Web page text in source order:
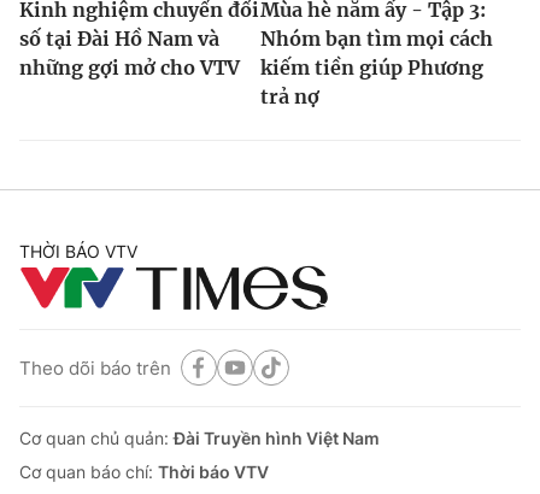
Kinh nghiệm chuyển đổi
số tại Đài Hồ Nam và
những gợi mở cho VTV
Mùa hè năm ấy - Tập 3:
Nhóm bạn tìm mọi cách
kiếm tiền giúp Phương
trả nợ
THỜI BÁO VTV
Theo dõi báo trên
Cơ quan chủ quản:Đài Truyền hình Việt Nam
Cơ quan báo chí: Thời báo VTV